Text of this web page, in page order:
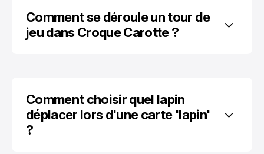
Comment se déroule un tour de
jeu dans Croque Carotte ?
Comment choisir quel lapin
déplacer lors d'une carte 'lapin'
?